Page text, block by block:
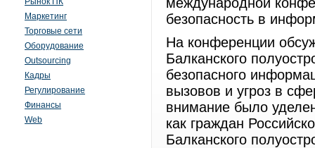
Маркетинг
Торговые сети
Оборудование
Outsourcing
Кадры
Регулирование
Финансы
Web
безопасность в
На конференции
Балканского
безопасного
вызовов и угроз в
внимание было
как граждан
Балканского